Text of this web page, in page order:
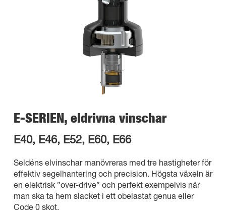
E-SERIEN, eldrivna vinschar
E40, E46, E52, E60, E66
Seldéns elvinschar manövreras med tre hastigheter för
effektiv segelhantering och precision. Högsta växeln är
en elektrisk ”over-drive” och perfekt exempelvis när
man ska ta hem slacket i ett obelastat genua eller
Code 0 skot.